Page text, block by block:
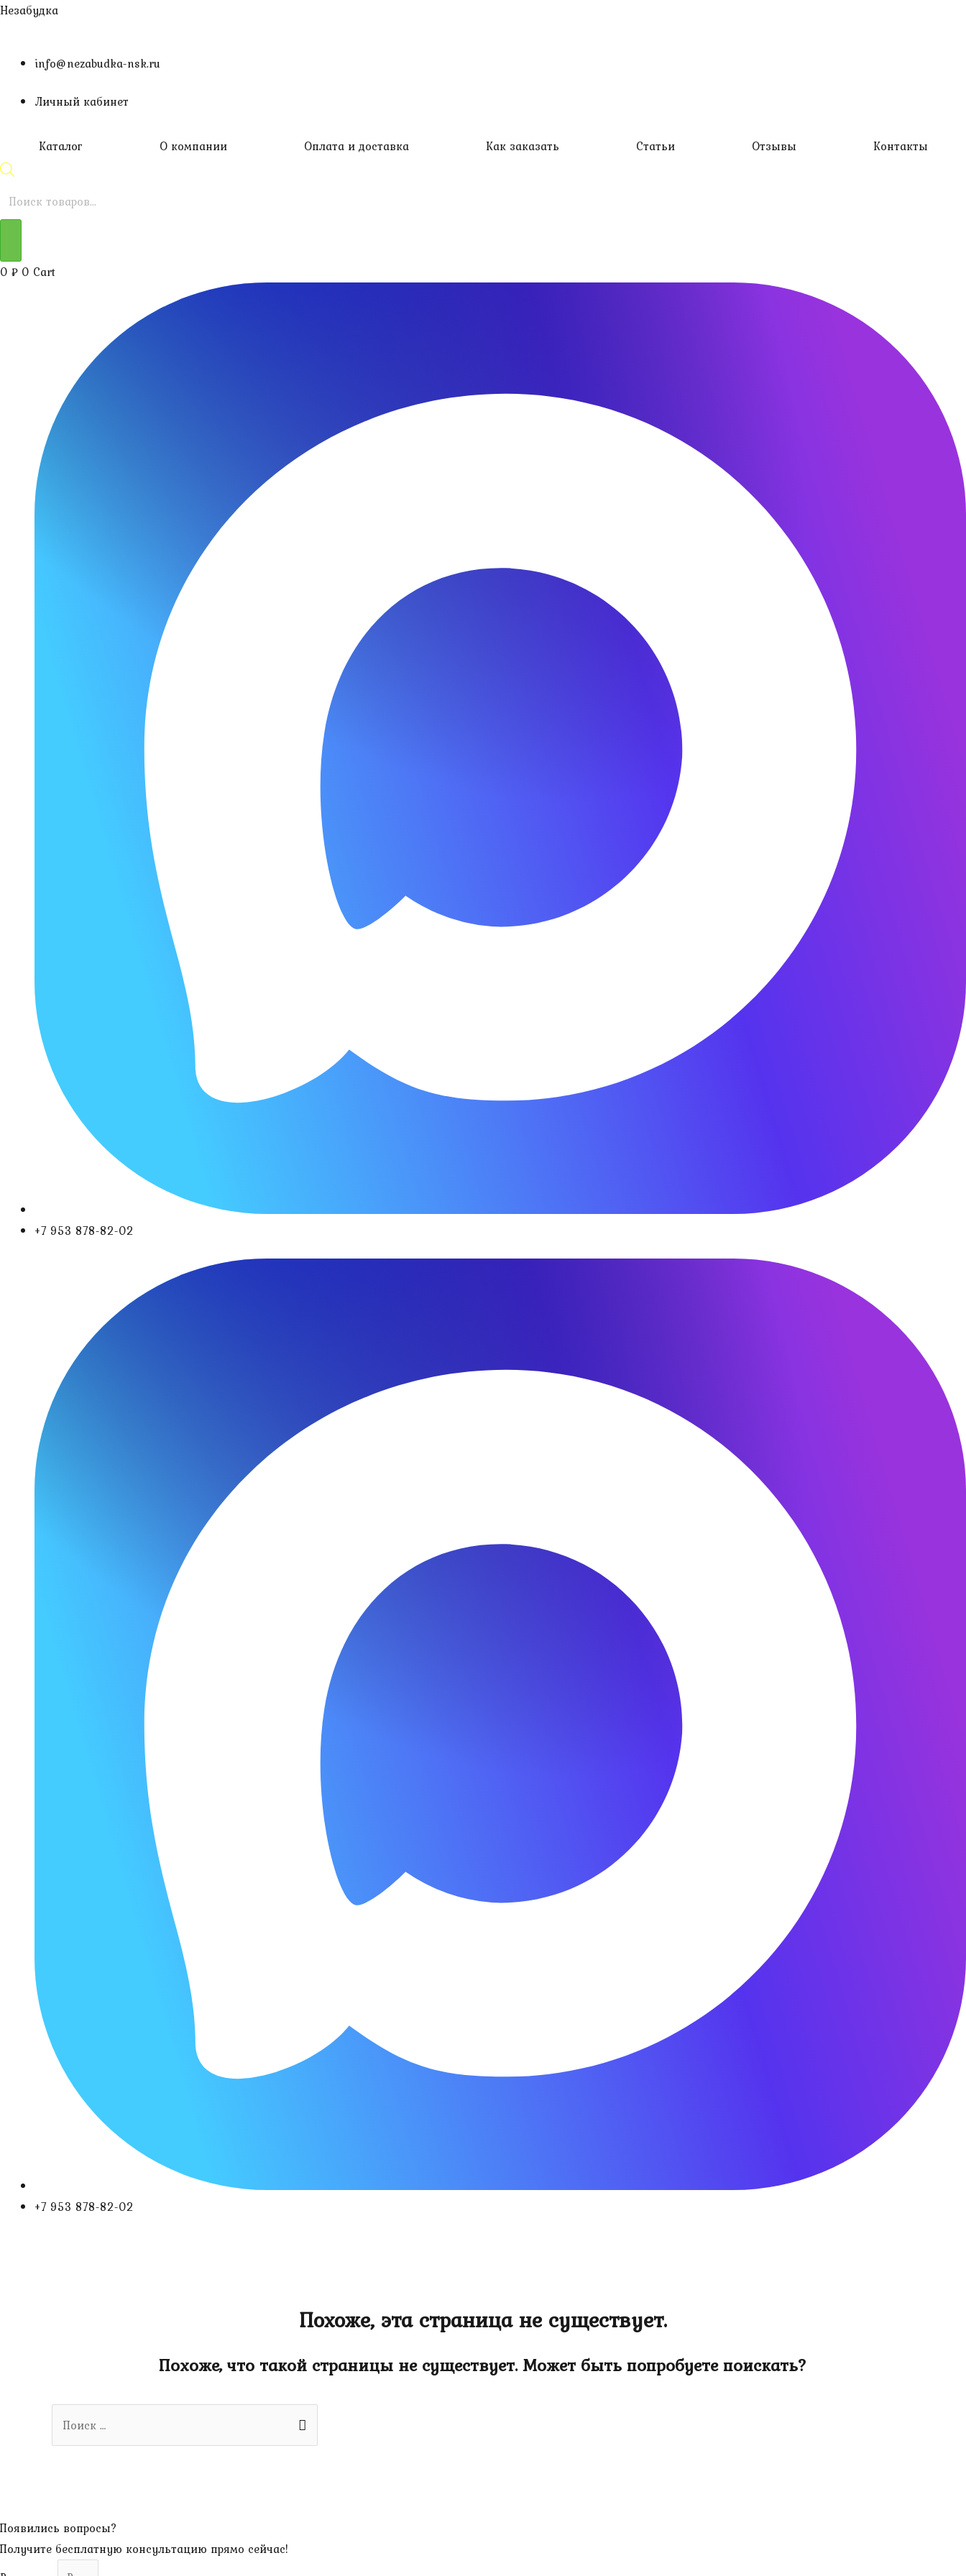
Перейти
Незабудка
info@nezabudka-nsk.ru
Личный кабинет
Каталог О компании Оплата и доставка Как заказать Статьи Отзывы Контакты
Поиск
0 ₽ 0 Cart
+7 953 878-82-02
+7 953 878-82-02
Похоже, эта страница не существует.
Похоже, что такой страницы не существует. Может быть попробуете поискать?
for:
Появились вопросы?
Получите бесплатную консультацию прямо сейчас!